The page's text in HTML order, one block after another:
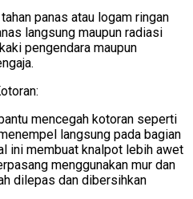
panas atau logam ringan
langsung maupun radiasi
pengendara maupun
mencegah kotoran seperti
langsung pada bagian
ini membuat knalpot lebih awet
menggunakan mur dan
dilepas dan dibersihkan